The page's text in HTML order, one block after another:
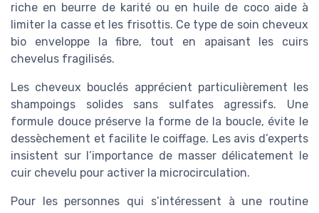
riche en beurre de karité ou en huile de coco aide à
limiter la casse et les frisottis. Ce type de soin cheveux
bio enveloppe la fibre, tout en apaisant les cuirs
chevelus fragilisés.
Les cheveux bouclés apprécient particulièrement les
shampoings solides sans sulfates agressifs. Une
formule douce préserve la forme de la boucle, évite le
dessèchement et facilite le coiffage. Les avis d’experts
insistent sur l’importance de masser délicatement le
cuir chevelu pour activer la microcirculation.
Pour les personnes qui s’intéressent à une routine